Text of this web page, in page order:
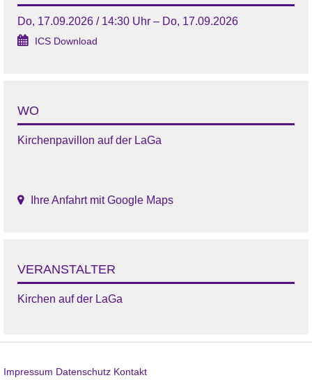
Do, 17.09.2026 / 14:30 Uhr – Do, 17.09.2026
ICS Download
WO
Kirchenpavillon auf der LaGa
Ihre Anfahrt mit Google Maps
VERANSTALTER
Kirchen auf der LaGa
Impressum Datenschutz Kontakt